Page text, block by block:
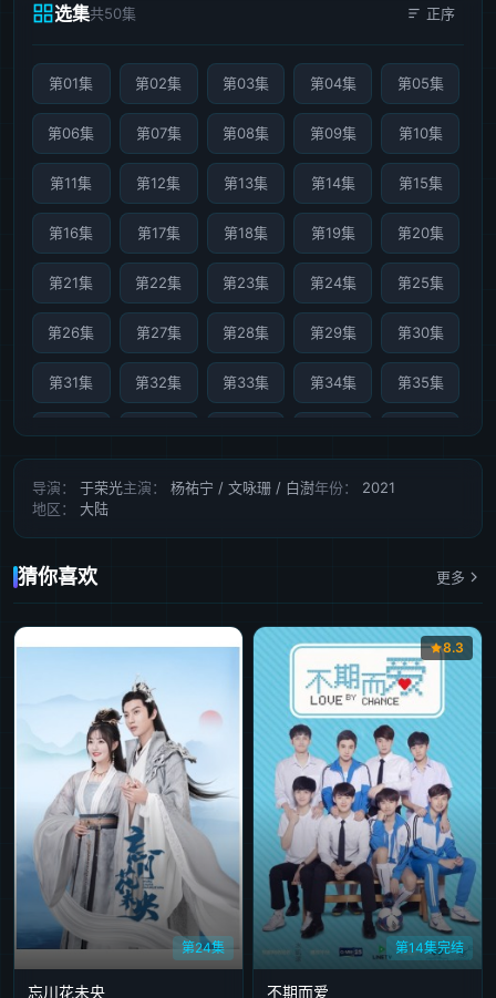
选集共50集 正序
第01集 第02集 第03集 第04集 第05集
第06集 第07集 第08集 第09集 第10集
第11集 第12集 第13集 第14集 第15集
第16集 第17集 第18集 第19集 第20集
第21集 第22集 第23集 第24集 第25集
第26集 第27集 第28集 第29集 第30集
第31集 第32集 第33集 第34集 第35集
第41集 第42集 第43集 第44集
导演： 于荣光主演： 杨祐宁 / 文咏珊 / 白澍年份：
2021
地区：
大陆
猜你喜欢 更多
第24集
忘川花未央
第14集完结
8.3
不期而爱